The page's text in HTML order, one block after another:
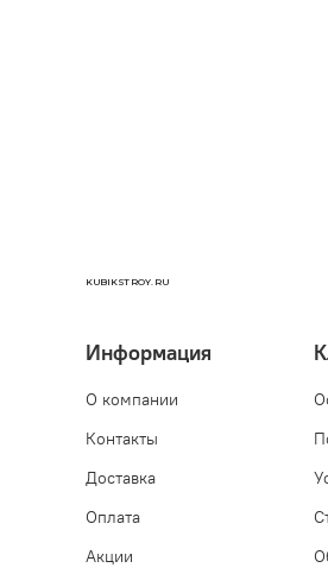
KUBIKSTROY.RU
Информация
О компании
Контакты
Доставка
Оплата
Акции